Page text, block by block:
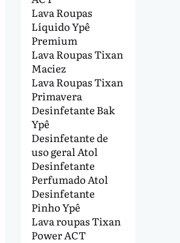
Lava Roupas
Líquido Ypê
Premium
Lava Roupas Tixan
Maciez
Lava Roupas Tixan
Primavera
Desinfetante Bak
Ypê
Desinfetante de
uso geral Atol
Desinfetante
Perfumado Atol
Desinfetante
Pinho Ypê
Lava roupas Tixan
Power ACT